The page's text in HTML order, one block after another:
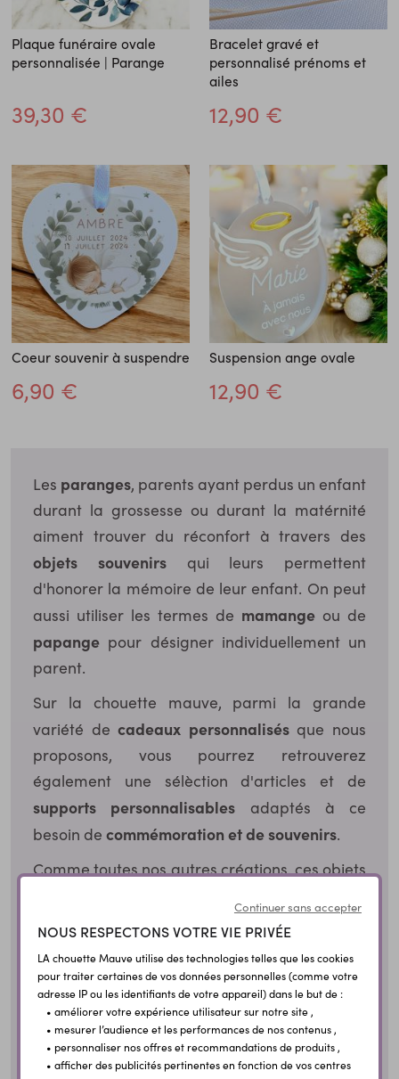
Plaque funéraire ovale
personnalisée | Parange
39,30 €
Bracelet gravé et
personnalisé prénoms et
ailes
12,90 €
Coeur souvenir à suspendre
6,90 €
Suspension ange ovale
12,90 €
Les paranges, parents ayant perdus un enfant
durant la grossesse ou durant la matérnité
aiment trouver du réconfort à travers des
objets souvenirsqui leurs permettent
d'honorer la mémoire de leur enfant. On peut
aussi utiliser les termes de mamange ou de
papange pour désigner individuellement un
parent.
Sur la chouette mauve, parmi la grande
variété de cadeaux personnalisésque nous
proposons, vous pourrez retrouverez
également une sélèction d'articles et de
supports personnalisables adaptés à ce
besoin de commémoration et de souvenirs.
Comme toutes nos autres créations, ces objets
configurateur qui vous donnera un aperçu en
Nous avons pris soin de sélectionner des
supports pouvant s'adapter en intérieur
comme lesardoise impriméeet / ou en
extérieur avec notamment la plaque ovale en
Continuer sans accepter
NOUS RESPECTONS VOTRE VIE PRIVÉE
LA chouette Mauve utilise des technologies telles que les cookies
pour traiter certaines de vos données personnelles (comme votre
adresse IP ou les identifiants de votre appareil) dans le but de :
• améliorer votre expérience utilisateur sur notre site ,
• mesurer l’audience et les performances de nos contenus ,
• personnaliser nos offres et recommandations de produits ,
• afficher des publicités pertinentes en fonction de vos centres